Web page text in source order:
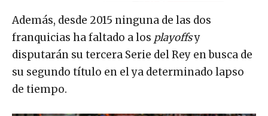
Además, desde 2015 ninguna de las dos
franquicias ha faltado a los playoffsy
disputarán su tercera Serie del Rey en busca de
su segundo título en el ya determinado lapso
de tiempo.